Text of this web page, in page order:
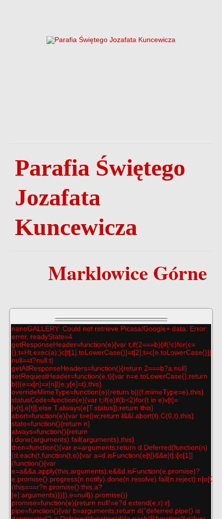
Parafia Świętego
Jozafata
Kuncewicza
Marklowice Górne
nanoGALLERY: Could not retrieve Picasa/Google+ data. Error:
error, readyState=4
getResponseHeader=function(e){var t;if(2===b){if(!c)for(c=
null==t?null:t}
getAllResponseHeaders=function(){return 2===b?a:null}
setRequestHeader=function(e,t){var n=e.toLowerCase();return
b||(e=x[n]=x[n]||e,y[e]=t),this}
overrideMimeType=function(e){return b||(f.mimeType=e),this}
statusCode=function(e){var t;if(e)if(b<2)for(t in e)v[t]=
[v[t],e[t]];else T.always(e[T.status]);return this}
abort=function(e){var t=e||w;return l&&l.abort(t),C(0,t),this}
state=function(){return n}
always=function(){return
i.done(arguments).fail(arguments),this}
then=function(){var e=arguments;return d.Deferred(function(n)
{d.each(t,function(t,o){var a=d.isFunction(e[t])&&e[t];i[o[1]]
(function(){var
e=a&&a.apply(this,arguments);e&&d.isFunction(e.promise)?
(this===r?n.promise():this,a?
[e]:arguments)})}),e=null}).promise()}
promise=function(e){return null!=e?d.extend(e,r):r}
pipe=function(){var b=arguments;return d("deferred.pipe() is